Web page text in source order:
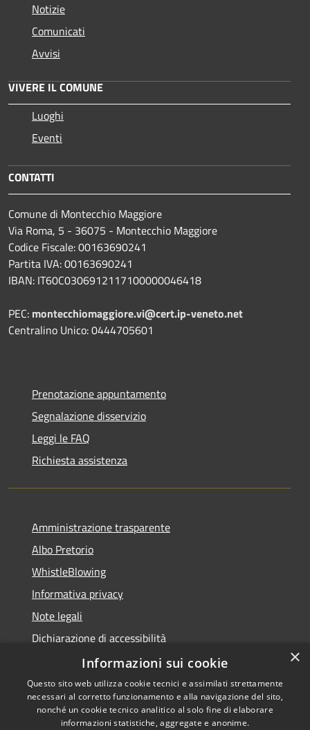
Notizie
Comunicati
Avvisi
VIVERE IL COMUNE
Luoghi
Eventi
CONTATTI
Comune di Montecchio Maggiore
Via Roma, 5 - 36075 - Montecchio Maggiore
Codice Fiscale: 00163690241
Partita IVA: 00163690241
IBAN: IT60C0306912117100000046418
PEC: montecchiomaggiore.vi@cert.ip-veneto.net
Centralino Unico: 0444705601
Prenotazione appuntamento
Segnalazione disservizio
Leggi le FAQ
Richiesta assistenza
Amministrazione trasparente
Albo Pretorio
WhistleBlowing
Informativa privacy
Note legali
Dichiarazione di accessibilità
Accessibilità
Copyright © 2026 • Città di
Montecchio Maggiore •
×
Informazioni sui cookie
Questo sito web utilizza cookie tecnici e assimilati strettamente
necessari al corretto funzionamento e alla navigazione del sito,
nonché un cookie tecnico analitico al solo fine di elaborare
informazioni statistiche, aggregate e anonime.